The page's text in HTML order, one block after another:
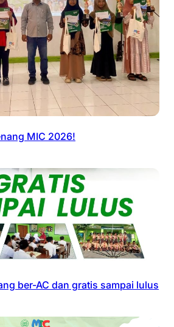
MIC 2026!
ber-AC dan gratis sampai lulus